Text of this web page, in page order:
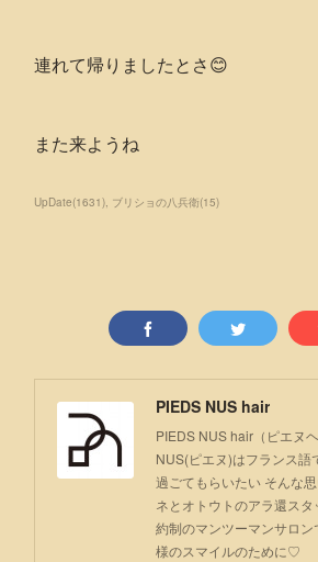
連れて帰りましたとさ😊
また来ようね
UpDate(1631) ブリショの八兵衛(15)
PIEDS NUS hair
PIEDS NUS hair（ピエヌ
NUS(ピエヌ)はフランス語
過ごてもらいたい そんな
ネとオトウトのアラ還ス
約制のマンツーマンサロ
様のスマイルのために♡